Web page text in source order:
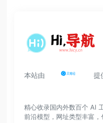
本站由 提
精心收录国内外数百个 AI
前沿模型，网址类型丰富